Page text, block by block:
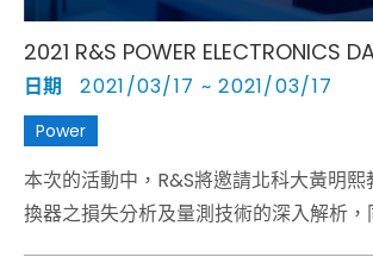
2021 R&S POWER ELECTRONICS
日期 2021/03/17 ~ 2021/03/17
Power
本次的活動中，R&S將邀請北科大黃明
換器之損失分析及量測技術的深入解析，